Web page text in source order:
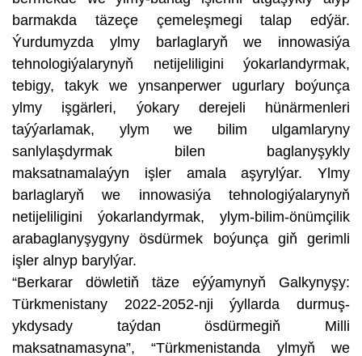
barmakda täzeçe çemeleşmegi talap edýär.
Ýurdumyzda ylmy barlaglaryň we innowasiýa
tehnologiýalarynyň netijeliligini ýokarlandyrmak,
tebigy, takyk we ynsanperwer ugurlary boýunça
ylmy işgärleri, ýokary derejeli hünärmenleri
taýýarlamak, ylym we bilim ulgamlaryny
sanlylaşdyrmak bilen baglanyşykly
maksatnamalaýyn işler amala aşyrylýar. Ylmy
barlaglaryň we innowasiýa tehnologiýalarynyň
netijeliligini ýokarlandyrmak, ylym-bilim-önümçilik
arabaglanyşygyny ösdürmek boýunça giň gerimli
işler alnyp barylýar.
“Berkarar döwletiň täze eýýamynyň Galkynyşy:
Türkmenistany 2022-2052-nji ýyllarda durmuş-
ykdysady taýdan ösdürmegiň Milli
maksatnamasyna”, “Türkmenistanda ylmyň we